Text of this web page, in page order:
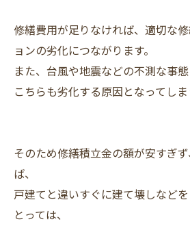
修繕費用が足りなければ、適切な
ョンの劣化につながります。
また、台風や地震などの不測な事態
こちらも劣化する原因となってしま
そのため修繕積立金の額が安すぎ
ば、
戸建てと違いすぐに建て壊しなど
とっては、